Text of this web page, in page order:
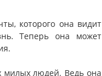
которого она видит
Теперь она может
милых людей. Ведь она